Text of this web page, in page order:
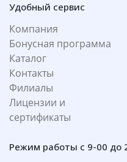
Удобный сервис
Компания
Бонусная программа
Каталог
Контакты
Филиалы
Лицензии и
сертификаты
Режим работы с 9-00 до